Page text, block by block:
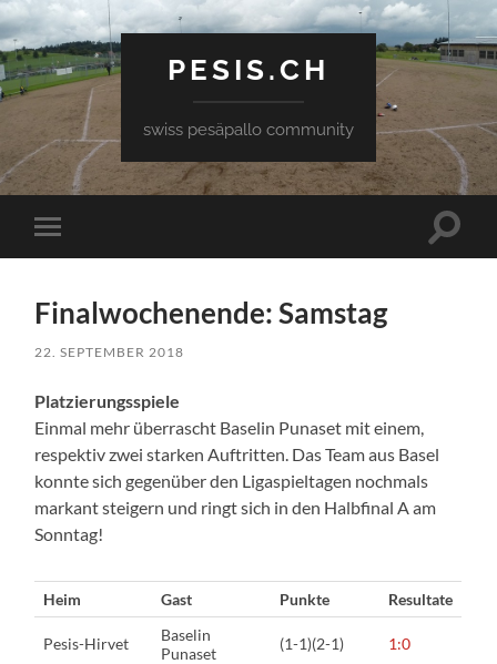
PESIS.CH
swiss pesäpallo community
Toggle
mobile
Toggle
Finalwochenende: Samstag
22. SEPTEMBER 2018
Platzierungsspiele
Einmal mehr überrascht Baselin Punaset mit einem,
respektiv zwei starken Auftritten. Das Team aus Basel
konnte sich gegenüber den Ligaspieltagen nochmals
markant steigern und ringt sich in den Halbfinal A am
Sonntag!
Heim Gast Punkte Resultate
Pesis-Hirvet
Baselin
Punaset
(1-1)(2-1) 1:0